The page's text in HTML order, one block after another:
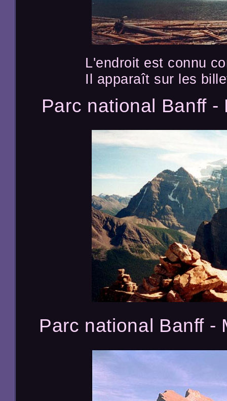
L'endroit est connu
Il apparaît sur les
Parc national Banff -
Parc national Banff -